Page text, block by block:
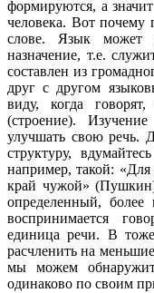
формируются, а
человека. Вот почему
слове. Язык может
назначение, т.е.
составлен из
друг с другом
виду, когда
(строение).
улучшать свою речь.
структуру,
например, такой:
край чужой»
определенный,
воспринимается
единица речи. В
расчленить на
мы можем
одинаково по своим